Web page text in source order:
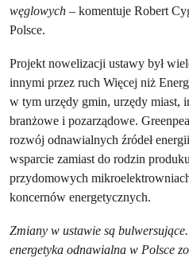
węglowych – komentuje Robert
Polsce.
Projekt nowelizacji ustawy był
innymi przez ruch Więcej niż
w tym urzędy gmin, urzędy miast,
branżowe i pozarządowe.
rozwój odnawialnych źródeł
wsparcie zamiast do rodzin
przydomowych
koncernów energetycznych.
Zmiany w ustawie są
energetyka odnawialna w Polsce